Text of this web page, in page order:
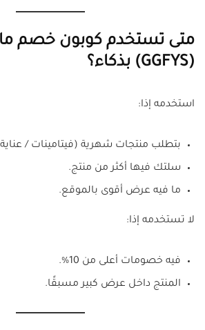
متى تستخدم كوبون خصم
(GGFYS) بذكاء؟
استخدمه إذا:
بتطلب منتجات شهرية (فيتامينات /
سلتك فيها أكثر من منتج.
ما فيه عرض أقوى بالموقع.
لا تستخدمه إذا:
فيه خصومات أعلى من 10%.
المنتج داخل عرض كبير مسبقًا.